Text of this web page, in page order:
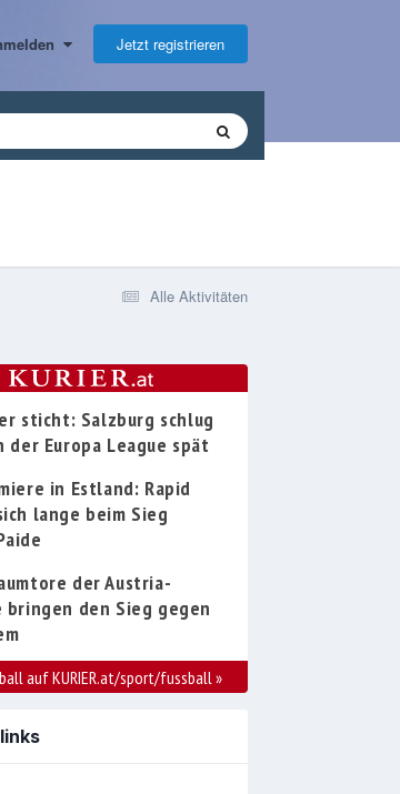
Jetzt registrieren
Alle Aktivitäten
sticht: Salzburg schlug
der Europa League spät
in Estland: Rapid
lange beim Sieg
der Austria-
bringen den Sieg gegen
auf KURIER.at/sport/fussball»